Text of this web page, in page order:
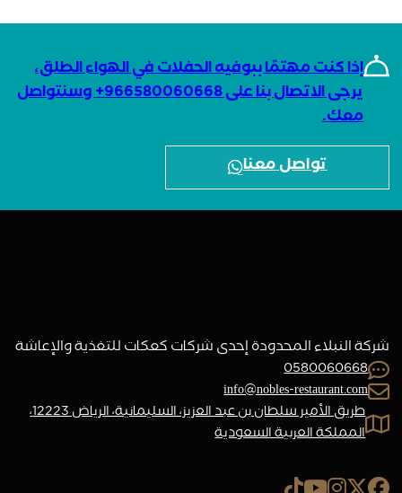
إذا كنت مهتمًا ببوفيه الحفلات في الهواء الطلق،
يرجى الاتصال بنا على 966580060668+ وسنتواصل
معك.
تواصل معنا
شركة النبلاء المحدودة إحدى شركات كعكات للتغذية والإعاشة
0580060668
info@nobles-restaurant.com
طريق الأمير سلطان بن عبد العزيز، السليمانية، الرياض 12223،
المملكة العربية السعودية